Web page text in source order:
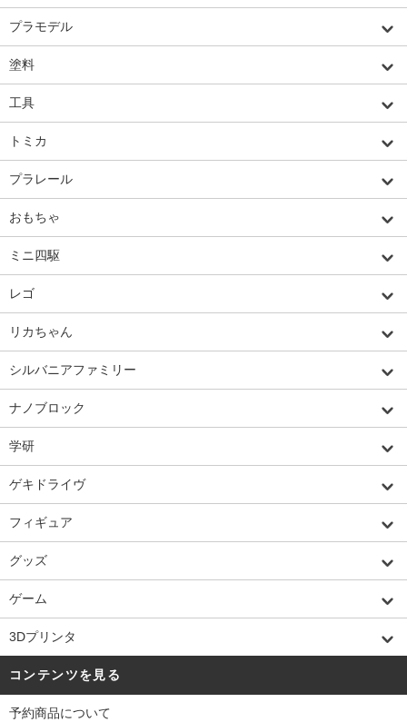
プラモデル
塗料
工具
トミカ
プラレール
おもちゃ
ミニ四駆
レゴ
リカちゃん
シルバニアファミリー
ナノブロック
学研
ゲキドライヴ
フィギュア
グッズ
ゲーム
3Dプリンタ
コンテンツを見る
予約商品について